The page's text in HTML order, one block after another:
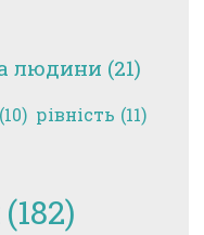
людини (21)
(10) рівність (11)
(182)